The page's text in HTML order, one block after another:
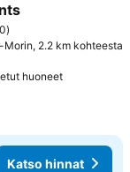
2.2 km kohteesta
huoneetKatso
Katso hinnat